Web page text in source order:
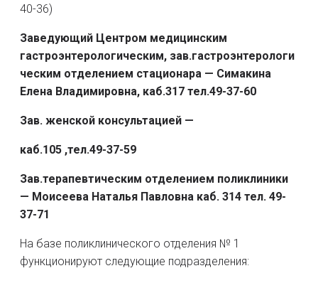
40-36)
Заведующий Центром медицинским
гастроэнтерологическим, зав.гастроэнтерологи
ческим отделением стационара — Симакина
Елена Владимировна, каб.317 тел.49-37-60
Зав. женской консультацией —
каб.105 ,тел.49-37-59
Зав.терапевтическим отделением поликлиники
— Моисеева Наталья Павловна каб. 314 тел. 49-
37-71
На базе поликлинического отделения № 1
функционируют следующие подразделения: